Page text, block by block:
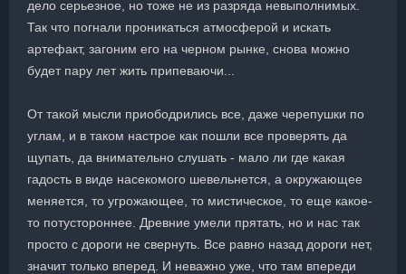
дело серьезное, но тоже не из разряда невыполнимых.
Так что погнали проникаться атмосферой и искать
артефакт, загоним его на черном рынке, снова можно
будет пару лет жить припеваючи...
От такой мысли приободрились все, даже черепушки по
углам, и в таком настрое как пошли все проверять да
щупать, да внимательно слушать - мало ли где какая
гадость в виде насекомого шевельнется, а окружающее
меняется, то угрожающее, то мистическое, то еще какое-
то потустороннее. Древние умели прятать, но и нас так
просто с дороги не свернуть. Все равно назад дороги нет,
значит только вперед. И неважно уже, что там впереди